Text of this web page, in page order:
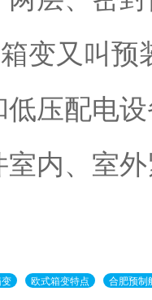
变又叫预
压配电
内、室
欧式箱变特点
合肥预制